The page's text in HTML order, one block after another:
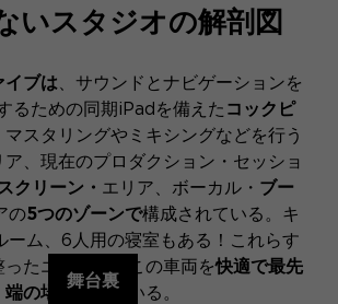
いスタジオの解剖図
イブは、サウンドとナビゲーションを
るための同期iPadを備えた コックピ
マスタリングやミキシングなどを行う
、現在のプロダクション・セッショ
クリーン・ エリア、ボーカル・ ブー
の5つのゾーンで構成されている。キ
ーム、6人用の寝室もある！これらす
たエリアが、この車両を快適で最先
端の場所にして
いる。
舞台裏